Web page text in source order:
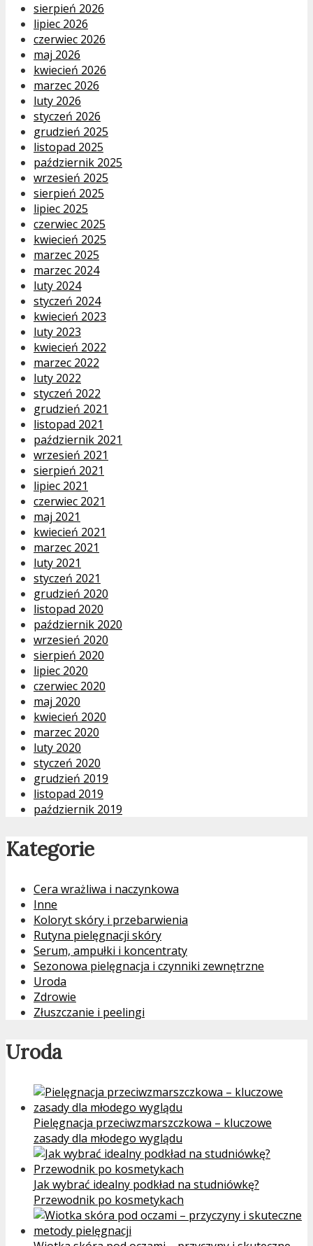
sierpień 2026
lipiec 2026
czerwiec 2026
maj 2026
kwiecień 2026
marzec 2026
luty 2026
styczeń 2026
grudzień 2025
listopad 2025
październik 2025
wrzesień 2025
sierpień 2025
lipiec 2025
czerwiec 2025
kwiecień 2025
marzec 2025
marzec 2024
luty 2024
styczeń 2024
kwiecień 2023
luty 2023
kwiecień 2022
marzec 2022
luty 2022
styczeń 2022
grudzień 2021
listopad 2021
październik 2021
wrzesień 2021
sierpień 2021
lipiec 2021
czerwiec 2021
maj 2021
kwiecień 2021
marzec 2021
luty 2021
styczeń 2021
grudzień 2020
listopad 2020
październik 2020
wrzesień 2020
sierpień 2020
lipiec 2020
czerwiec 2020
maj 2020
kwiecień 2020
marzec 2020
luty 2020
styczeń 2020
grudzień 2019
listopad 2019
październik 2019
Kategorie
Cera wrażliwa i naczynkowa
Inne
Koloryt skóry i przebarwienia
Rutyna pielęgnacji skóry
Serum, ampułki i koncentraty
Sezonowa pielęgnacja i czynniki zewnętrzne
Uroda
Zdrowie
Złuszczanie i peelingi
Uroda
Pielęgnacja przeciwzmarszczkowa – kluczowe
zasady dla młodego wyglądu
Jak wybrać idealny podkład na studniówkę?
Przewodnik po kosmetykach